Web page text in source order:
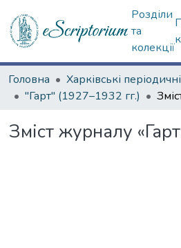
Розділи
та
колекції
Головна
"Гарт" (1927–1932 гг.)
Зміст журналу